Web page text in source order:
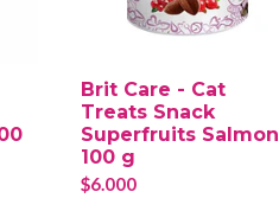
Brit Care - Cat
Treats Snack
Superfruits Salmon
100 g
$6.000